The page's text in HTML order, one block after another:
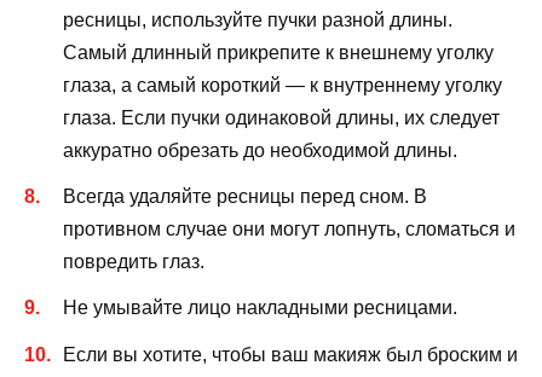
ресницы, используйте пучки разной длины.
Самый длинный прикрепите к внешнему уголку
глаза, а самый короткий — к внутреннему уголку
глаза. Если пучки одинаковой длины, их следует
аккуратно обрезать до необходимой длины.
Всегда удаляйте ресницы перед сном. В
противном случае они могут лопнуть, сломаться и
повредить глаз.
Не умывайте лицо накладными ресницами.
Если вы хотите, чтобы ваш макияж был броским и